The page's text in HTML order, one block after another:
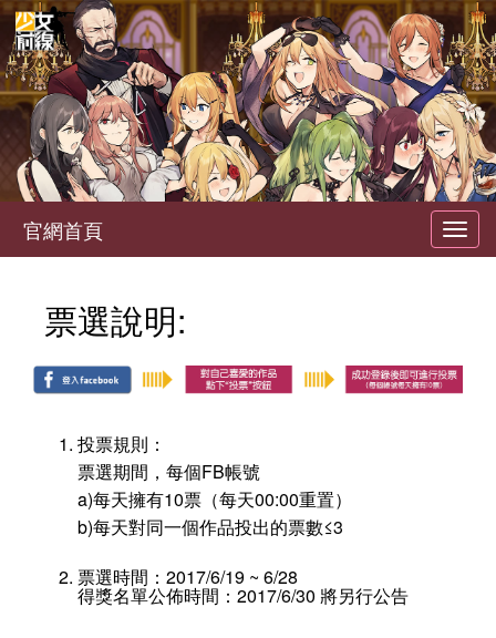
官網首頁
票選說明:
投票規則：
票選期間，每個FB帳號
a)每天擁有10票（每天00:00重置）
b)每天對同一個作品投出的票數≤3
票選時間：2017/6/19 ~ 6/28
得獎名單公佈時間：2017/6/30 將另行公告